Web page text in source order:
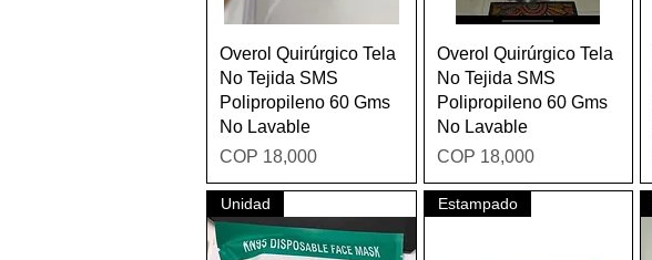
Quick View
Overol Quirúrgico Tela
No Tejida SMS
Polipropileno 60 Gms
No Lavable
Price
COP 18,000
Quick View
Overol Quirúrgico Tela
No Tejida SMS
Polipropileno 60 Gms
No Lavable
Price
COP 18,000
Unidad Estampado